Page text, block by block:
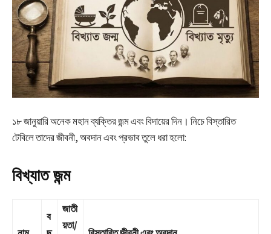
১৮ জানুয়ারি অনেক মহান ব্যক্তির জন্ম এবং বিদায়ের দিন। নিচে বিস্তারিত
টেবিলে তাদের জীবনী, অবদান এবং প্রভাব তুলে ধরা হলো:
বিখ্যাত জন্ম
ব
জাতী
য়তা/